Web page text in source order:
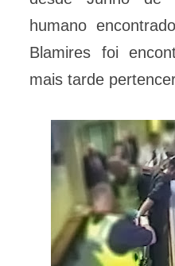
humano
Blamires foi
mais tarde